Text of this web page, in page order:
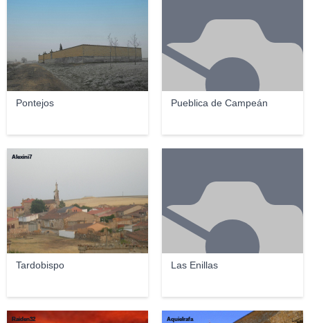
Pontejos Pueblica de Campeán
Tardobispo
Alexini7
Las Enillas
Raiden32 Aquielrafa